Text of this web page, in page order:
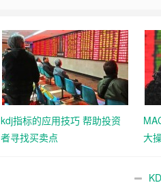
kdj指标的应用技巧 帮助投资
者寻找买卖点
大